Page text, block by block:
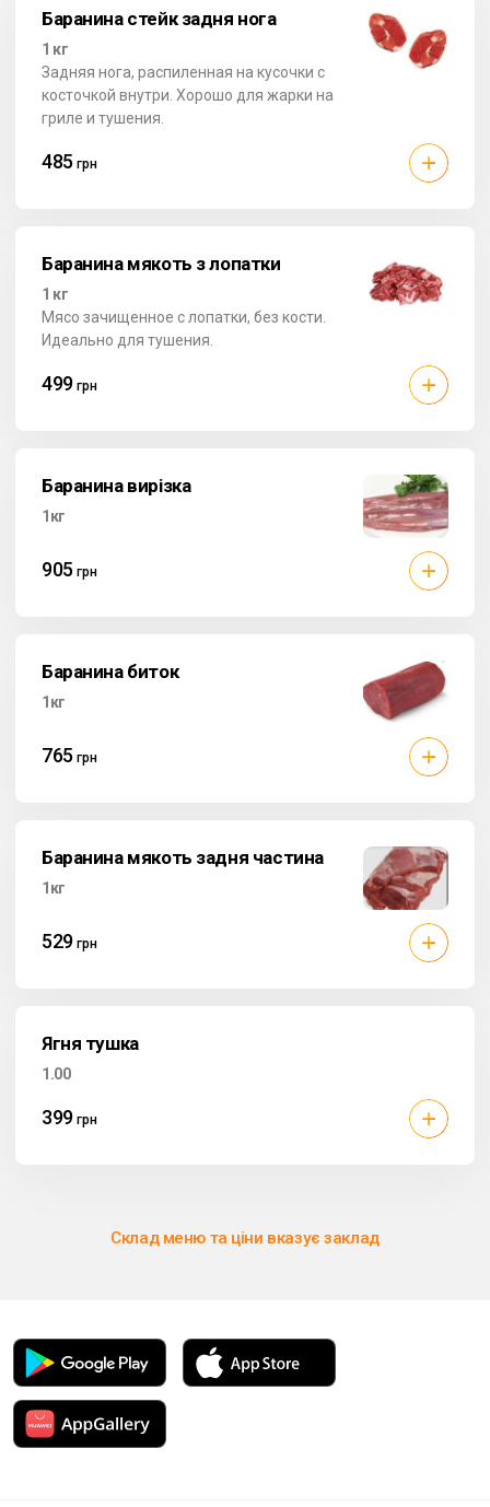
Баранина стейк задня нога
1 кг
Задняя нога, распиленная на кусочки с
косточкой внутри. Хорошо для жарки на
гриле и тушения.
485 грн
Баранина мякоть з лопатки
1 кг
Мясо зачищенное с лопатки, без кости.
Идеально для тушения.
499 грн
Баранина вирізка
1кг
905 грн
Баранина биток
1кг
765 грн
Баранина мякоть задня частина
1кг
529 грн
Ягня тушка
1.00
399 грн
Склад меню та ціни вказує заклад